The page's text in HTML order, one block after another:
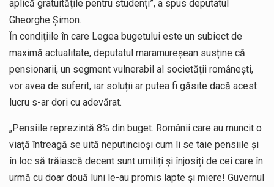
aplică gratuitățile pentru studenți”, a spus deputatul
Gheorghe Șimon.
În condițiile în care Legea bugetului este un subiect de
maximă actualitate, deputatul maramureșean susține că
pensionarii, un segment vulnerabil al societății românești,
vor avea de suferit, iar soluții ar putea fi găsite dacă acest
lucru s-ar dori cu adevărat.
„Pensiile reprezintă 8% din buget. Românii care au muncit o
viață întreagă se uită neputincioși cum li se taie pensiile și
în loc să trăiască decent sunt umiliți și înjosiți de cei care în
urmă cu doar două luni le-au promis lapte și miere! Guvernul